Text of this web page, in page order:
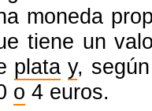
moneda
tiene un
plata y,
o 4 euros.